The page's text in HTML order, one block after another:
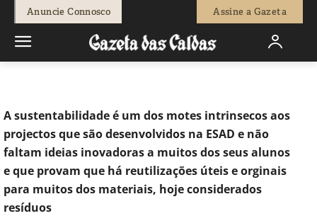
Anuncie Connosco Assine a Gazeta
Natacha Narciso 2403 0
A sustentabilidade é um dos motes intrinsecos aos
projectos que são desenvolvidos na ESAD e não
faltam ideias inovadoras a muitos dos seus alunos
e que provam que há reutilizações úteis e orginais
para muitos dos materiais, hoje considerados
resíduos